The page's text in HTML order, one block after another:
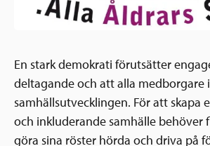
En stark demokrati förutsätter
deltagande och att alla medborgare
samhällsutvecklingen. För att skapa
och inkluderande samhälle behöver
göra sina röster hörda och driva på